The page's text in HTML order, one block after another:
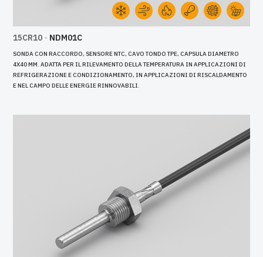
15CR10 - NDM01C
SONDA CON RACCORDO, SENSORE NTC, CAVO TONDO TPE, CAPSULA DIAMETRO
4X40 MM. ADATTA PER IL RILEVAMENTO DELLA TEMPERATURA IN APPLICAZIONI DI
REFRIGERAZIONE E CONDIZIONAMENTO, IN APPLICAZIONI DI RISCALDAMENTO
E NEL CAMPO DELLE ENERGIE RINNOVABILI.